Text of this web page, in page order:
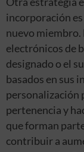
incorporación
nuevo miembro.
electrónicos de
designado o el
basados en sus
personalización
pertenencia y
que forman
contribuir a